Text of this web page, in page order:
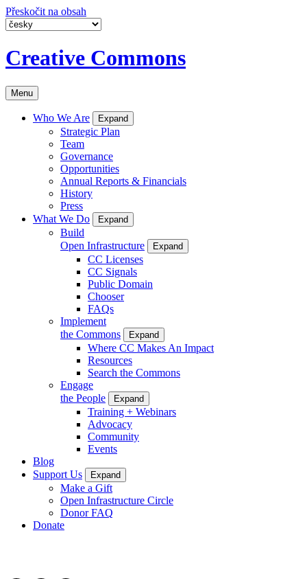
Přeskočit na obsah
Creative Commons
Menu
Who We Are Expand
Strategic Plan
Team
Governance
Opportunities
Annual Reports & Financials
History
Press
What We Do
Expand
Build
Open Infrastructure
Expand
CC Licenses
CC Signals
Public Domain
Chooser
FAQs
Implement
the Commons
Expand
Where CC Makes An Impact
Resources
Search the Commons
Engage
the People
Expand
Training + Webinars
Advocacy
Community
Events
Blog
Support Us
Expand
Make a Gift
Open Infrastructure Circle
Donor FAQ
Donate